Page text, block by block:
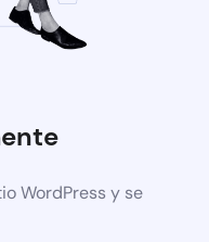
WordPress y se